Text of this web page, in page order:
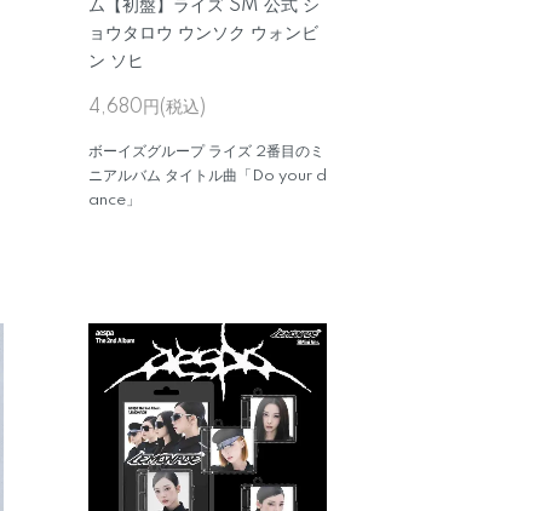
ム【初盤】ライズ SM 公式 シ
ョウタロウ ウンソク ウォンビ
ン ソヒ
4,680円(税込)
ボーイズグループ ライズ 2番目のミ
ニアルバム タイトル曲「Do your d
ance」